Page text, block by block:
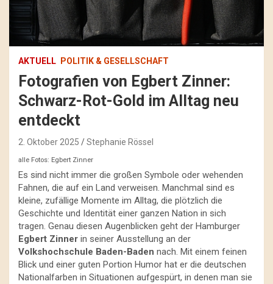
AKTUELL POLITIK & GESELLSCHAFT
Fotografien von Egbert Zinner:
Schwarz-Rot-Gold im Alltag neu
entdeckt
2. Oktober 2025 Stephanie Rössel
alle Fotos: Egbert Zinner
Es sind nicht immer die großen Symbole oder wehenden
Fahnen, die auf ein Land verweisen. Manchmal sind es
kleine, zufällige Momente im Alltag, die plötzlich die
Geschichte und Identität einer ganzen Nation in sich
tragen. Genau diesen Augenblicken geht der Hamburger
Egbert Zinner in seiner Ausstellung an der
Volkshochschule Baden-Baden nach. Mit einem feinen
Blick und einer guten Portion Humor hat er die deutschen
Nationalfarben in Situationen aufgespürt, in denen man sie